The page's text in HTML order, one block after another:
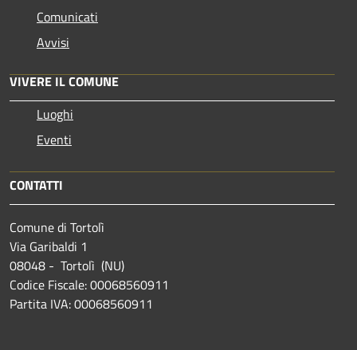
Comunicati
Avvisi
VIVERE IL COMUNE
Luoghi
Eventi
CONTATTI
Comune di Tortolì
Via Garibaldi 1
08048 - Tortolì (NU)
Codice Fiscale: 00068560911
Partita IVA: 00068560911